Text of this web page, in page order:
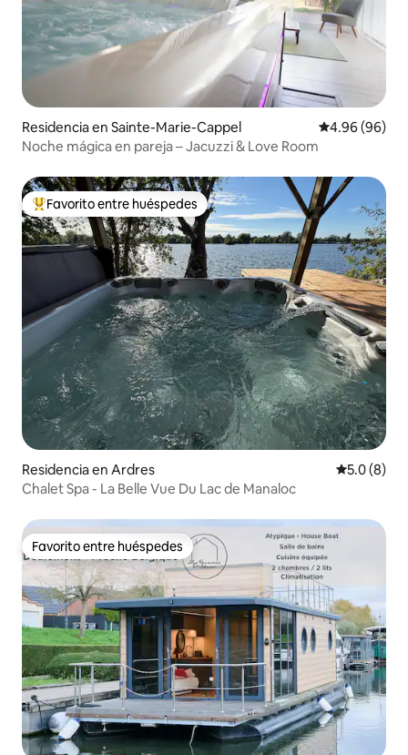
Residencia en Sainte-Marie-Cappel Calificación
4.96 (96)
Noche mágica en pareja – Jacuzzi & Love Room
De los mejores en Favorito entre huéspedes
Favorito entre huéspedes
Residencia en Ardres
5.0 (8)
Chalet Spa - La Belle Vue Du Lac de Manaloc
Favorito entre huéspedes
Favorito entre huéspedes